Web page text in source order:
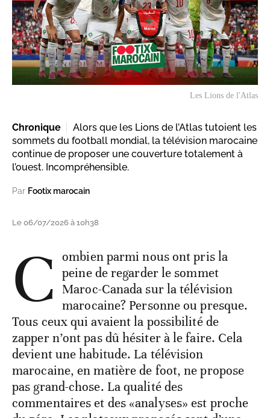
Les Lions de l'Atlas
Chronique
Alors que les Lions de l’Atlas tutoient les
sommets du football mondial, la télévision marocaine
continue de proposer une couverture totalement à
l’ouest. Incompréhensible.
Par Footix marocain
Le 06/07/2026 à 10h38
C ombien parmi nous ont pris la
peine de regarder le sommet
Maroc-Canada sur la télévision
marocaine? Personne ou presque.
Tous ceux qui avaient la possibilité de
zapper n’ont pas dû hésiter à le faire. Cela
devient une habitude. La télévision
marocaine, en matière de foot, ne propose
pas grand-chose. La qualité des
commentaires et des «analyses» est proche